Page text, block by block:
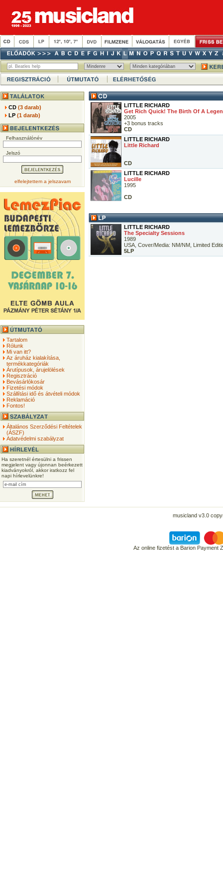
CD(3 darab)
LP(1 darab)
Felhasználónév
Jelszó
elfelejtettem a jelszavam
Tartalom
Rólunk
Mi van itt?
Az áruház kialakítása,
termékkategóriák
Árutípusok, árujelölések
Regisztráció
Bevásárlókosár
Fizetési módok
Szállítási idő és átvételi módok
Reklamáció
Fontos!
Általános Szerződési Feltételek
(ÁSZF)
Adatvédelmi szabályzat
Ha szeretnél értesülni a frissen
megjelent vagy újonnan beérkezett
kiadványokról, akkor iratkozz fel
napi hírlevelünkre!
LITTLE RICHARD
Get Rich Quick! The Birth Of A
2005
+3 bonus tracks
CD
LITTLE RICHARD
Little Richard
CD
LITTLE RICHARD
Lucille
1995
CD
LITTLE RICHARD
The Specialty Sessions
1989
USA, Cover/Media: NM/NM, Limited
5LP
musicland v3.0
Az online fizetést a Barion Payment